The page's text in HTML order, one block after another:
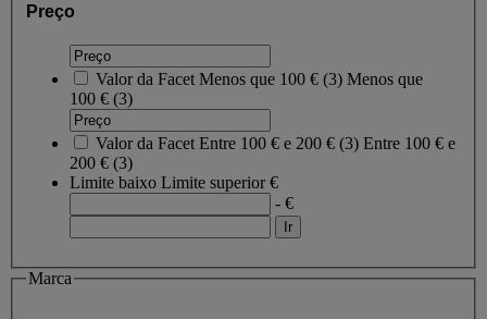
Preço
Valor da Facet Menos que 100 € (3) Menos que
100 € (3)
Valor da Facet Entre 100 € e 200 € (3) Entre 100 € e
200 € (3)
Limite baixo Limite superior€
- €
Marca